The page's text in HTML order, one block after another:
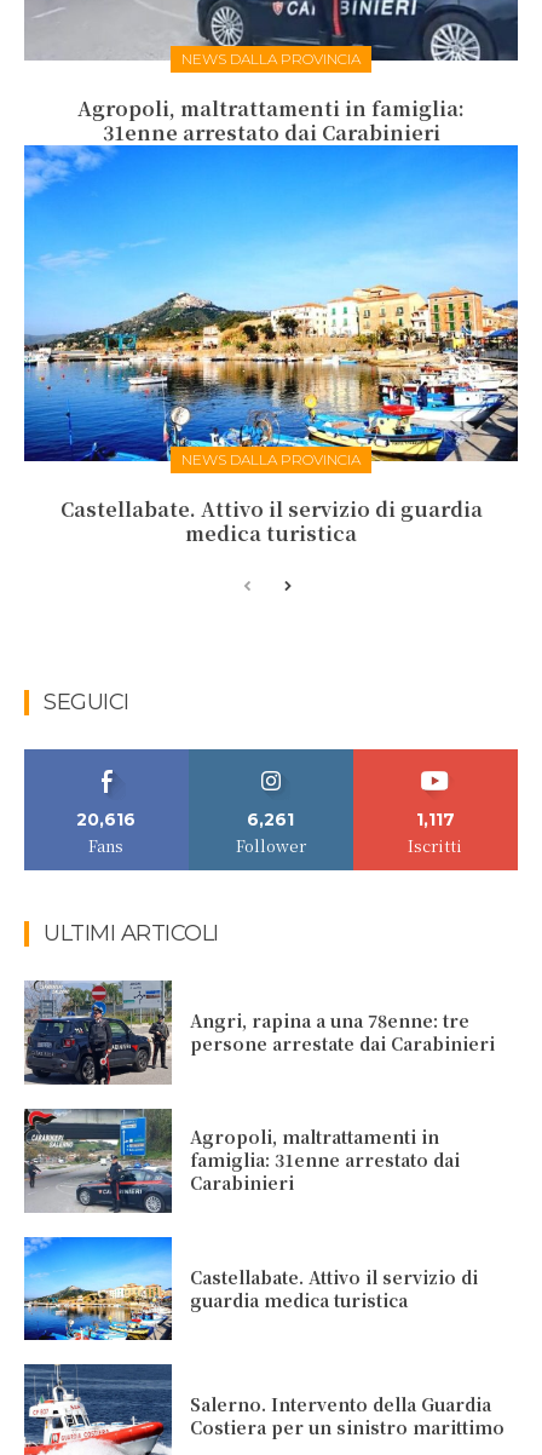
NEWS DALLA PROVINCIA
Agropoli, maltrattamenti in famiglia:
31enne arrestato dai Carabinieri
NEWS DALLA PROVINCIA
Castellabate. Attivo il servizio di guardia
medica turistica
SEGUICI
20,616
Fans
6,261
Follower
1,117
Iscritti
ULTIMI ARTICOLI
Angri, rapina a una 78enne: tre
persone arrestate dai Carabinieri
Agropoli, maltrattamenti in
famiglia: 31enne arrestato dai
Carabinieri
Castellabate. Attivo il servizio di
guardia medica turistica
Salerno. Intervento della Guardia
Costiera per un sinistro marittimo